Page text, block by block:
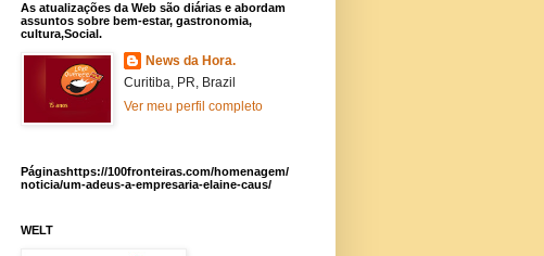
As atualizações da Web são diárias e abordam
assuntos sobre bem-estar, gastronomia,
cultura,Social.
News da Hora.
Curitiba, PR, Brazil
Ver meu perfil completo
Páginashttps://100fronteiras.com/homenagem/
noticia/um-adeus-a-empresaria-elaine-caus/
WELT